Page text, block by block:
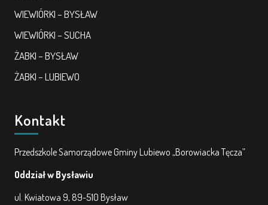
WIEWIÓRKI – BYSŁAW
WIEWIÓRKI – SUCHA
ŻABKI – BYSŁAW
ŻABKI – LUBIEWO
Kontakt
Przedszkole Samorządowe Gminy Lubiewo „Borowiacka Tęcza”
Oddział w Bysławiu
ul. Kwiatowa 9, 89-510 Bysław